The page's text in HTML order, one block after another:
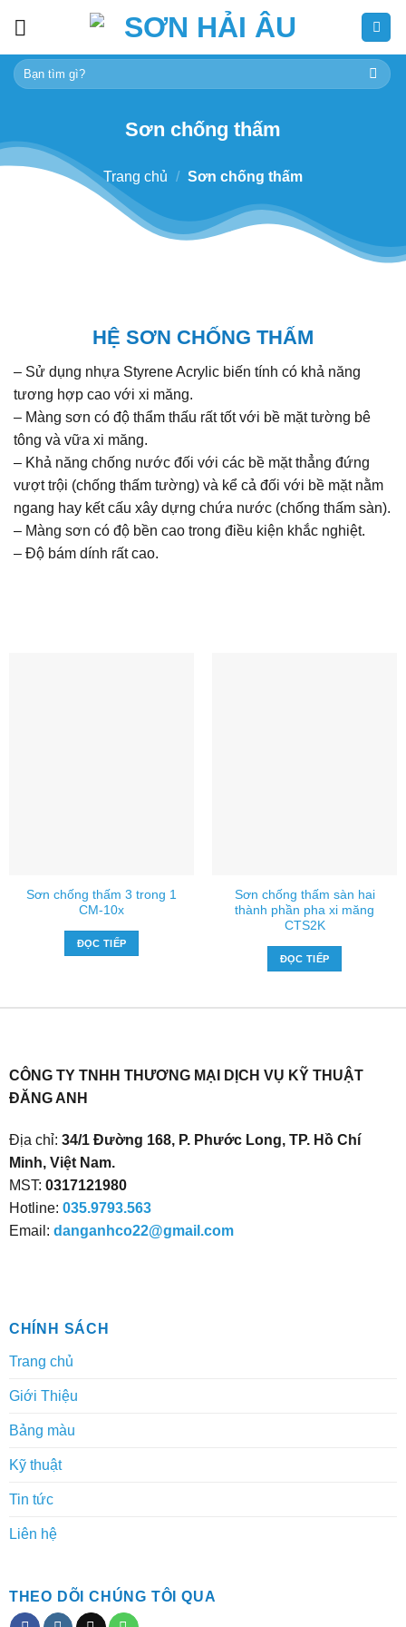
content
Tìm
kiếm:
Sơn chống thấm
Trang chủ / Sơn chống thấm
HỆ SƠN CHỐNG THẤM
– Sử dụng nhựa Styrene Acrylic biến tính có khả năng
tương hợp cao với xi măng.
– Màng sơn có độ thẩm thấu rất tốt với bề mặt tường bê
tông và vữa xi măng.
– Khả năng chống nước đối với các bề mặt thẳng đứng
vượt trội (chống thấm tường) và kể cả đối với bề mặt nằm
ngang hay kết cấu xây dựng chứa nước (chống thấm sàn).
– Màng sơn có độ bền cao trong điều kiện khắc nghiệt.
– Độ bám dính rất cao.
Sơn chống thấm 3 trong 1
CM-10x
ĐỌC TIẾP
Sơn chống thấm sàn hai
thành phần pha xi măng
CTS2K
ĐỌC TIẾP
CÔNG TY TNHH THƯƠNG MẠI DỊCH VỤ KỸ THUẬT
ĐĂNG ANH
Địa chỉ: 34/1 Đường 168, P. Phước Long, TP. Hồ Chí
Minh, Việt Nam.
MST: 0317121980
Hotline: 035.9793.563
Email: danganhco22@gmail.com
CHÍNH SÁCH
Trang chủ
Giới Thiệu
Bảng màu
Kỹ thuật
Tin tức
Liên hệ
THEO DÕI CHÚNG TÔI QUA